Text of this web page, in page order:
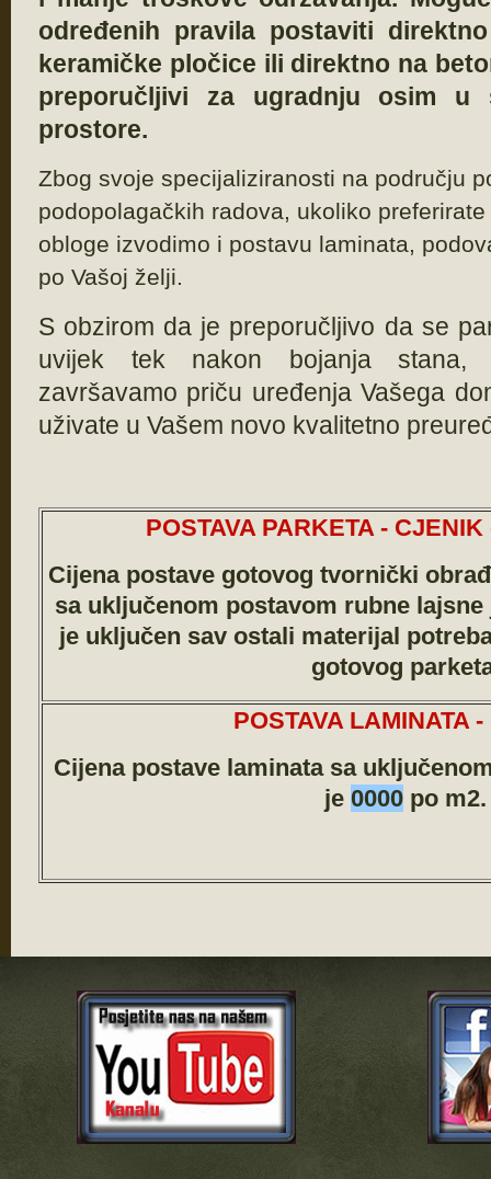
određenih pravila postaviti
keramičke pločice ili direktno na
preporučljivi za ugradnju osim u
prostore.
Zbog svoje specijaliziranosti na području
podopolagačkih radova, ukoliko
obloge izvodimo i postavu laminata,
po Vašoj želji.
S obzirom da je preporučljivo da se
uvijek tek nakon bojanja stana,
završavamo priču uređenja Vašega
uživate u Vašem novo kvalitetno
POSTAVA PARKETA -
Cijena postave gotovog tvornički
sa uključenom postavom rubne
je uključen sav ostali materijal
gotovog
POSTAVA LAMINATA
Cijena postave laminata sa
je 0000 po m2.